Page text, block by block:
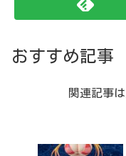
おすすめ記事
関連記事